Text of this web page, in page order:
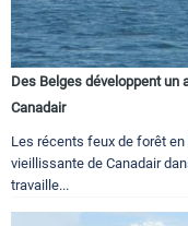
Des Belges développent un
Canadair
Les récents feux de forêt
vieillissante de Canadair
travaille...